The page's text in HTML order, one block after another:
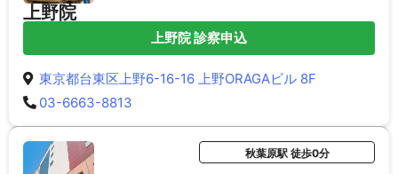
上野院
上野院 診察申込
東京都台東区上野6-16-16 上野ORAGAビル 8F
03-6663-8813
秋葉原駅 徒歩0分